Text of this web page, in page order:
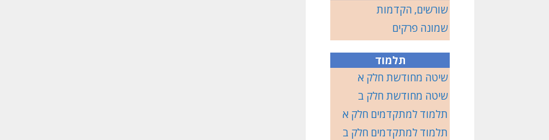
שורשים, הקדמות
שמונה פרקים
תלמוד
שיטה מחודשת חלק א
שיטה מחודשת חלק ב
תלמוד למתקדמים חלק א
תלמוד למתקדמים חלק ב